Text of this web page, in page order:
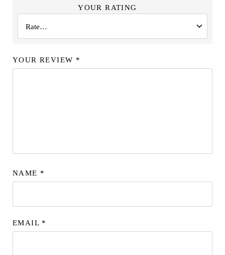
YOUR RATING
YOUR REVIEW *
NAME *
EMAIL *